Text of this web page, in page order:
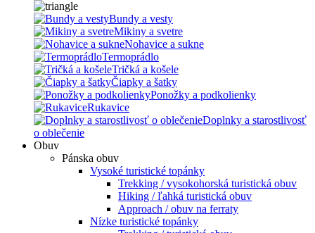
Bundy a vesty
Mikiny a svetre
Nohavice a sukne
Termoprádlo
Tričká a košele
Čiapky a šatky
Ponožky a podkolienky
Rukavice
Doplnky a starostlivosť
o oblečenie
Obuv
Pánska obuv
Vysoké turistické topánky
Trekking / vysokohorská turistická obuv
Hiking / ľahká turistická obuv
Approach / obuv na ferraty
Nízke turistické topánky